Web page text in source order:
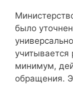
было
минимум,
обращения.